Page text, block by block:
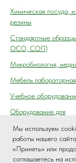
Мы используем
работы нашего
«Принять» или
соглашаетесь на
Химическая посуда,
резины
Cтандартные
ОСО, СОП)
Микробиология,
Мебель лабораторная
Учебное
Оборудование для
осмотра (контроля)